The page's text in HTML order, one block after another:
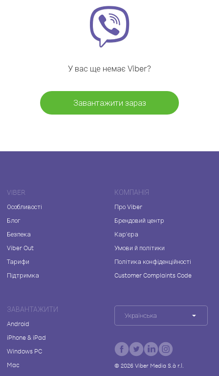
У вас ще немає Viber?
Завантажити зараз
VIBER
Особливості
Блог
Безпека
Viber Out
Тарифи
Підтримка
КОМПАНІЯ
Про Viber
Брендовий центр
Кар'єра
Умови й політики
Політика конфіденційності
Customer Complaints Code
ЗАВАНТАЖИТИ
Android
iPhone & iPad
Windows PC
Mac
Українська
© 2026Viber Media S.à r.l.